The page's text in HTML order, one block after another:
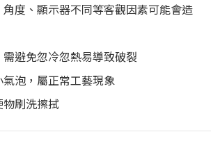
度、顯示器不同等客觀因素可能會造
避免忽冷忽熱易導致破裂
泡，屬正常工藝現象
刷洗擦拭